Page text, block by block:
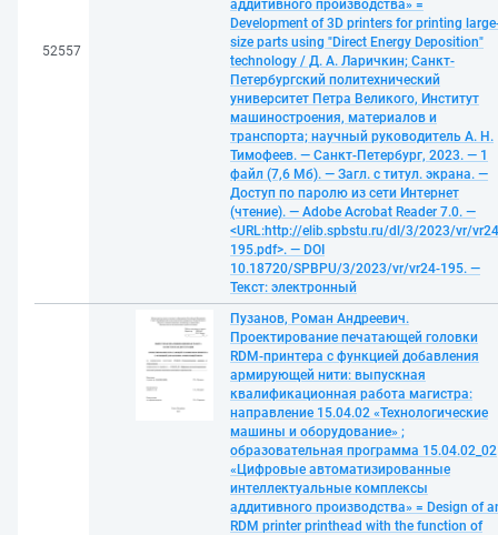
52557
аддитивного производства» =
Development of 3D printers for printing
size parts using "Direct Energy Deposition"
technology / Д. А. Ларичкин; Санкт-
Петербургский политехнический
университет Петра Великого, Институт
машиностроения, материалов и
транспорта; научный руководитель А. Н.
Тимофеев. — Санкт-Петербург, 2023. — 1
файл (7,6 Мб). — Загл. с титул. экрана. —
Доступ по паролю из сети Интернет
(чтение). — Adobe Acrobat Reader 7.0. —
<URL:http://elib.spbstu.ru/dl/3/2023/vr/
195.pdf>. — DOI
10.18720/SPBPU/3/2023/vr/vr24-195. —
Текст: электронный
Пузанов, Роман Андреевич.
Проектирование печатающей головки
RDM-принтера с функцией добавления
армирующей нити: выпускная
квалификационная работа магистра:
направление 15.04.02 «Технологические
машины и оборудование» ;
образовательная программа 15.04.02_02
«Цифровые автоматизированные
интеллектуальные комплексы
аддитивного производства» = Design of
RDM printer printhead with the function of